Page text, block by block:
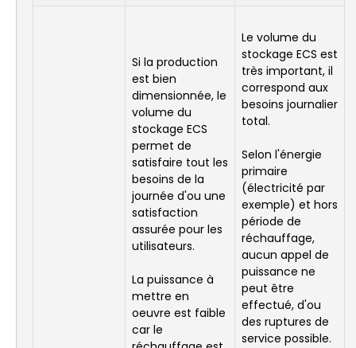
Si la production
est bien
dimensionnée, le
volume du
stockage ECS
permet de
satisfaire tout les
besoins de la
journée d'ou une
satisfaction
assurée pour les
utilisateurs.
La puissance à
mettre en
oeuvre est faible
car le
Le volume du
stockage ECS est
très important, il
correspond aux
besoins journalier
total.
Selon l'énergie
primaire
(électricité par
exemple) et hors
période de
réchauffage,
aucun appel de
puissance ne
peut être
effectué, d'ou
des ruptures de
service possible.